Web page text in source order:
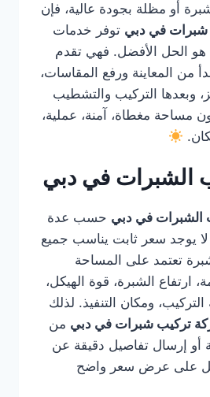
أو مظلة بجودة عالية، فإن
في دبي توفر خدمات
هو الحل الأفضل. فهي تقدم
من المعاينة ورفع المقاسات،
وبعدها التركيب والتشطيب
مساحة مغطاة، آمنة، عملية،
الشبرات في دبي
الشبرات في دبي حسب عدة
يوجد سعر ثابت يناسب جميع
تعتمد على المساحة
ارتفاع الشبرة، قوة الهيكل،
ومكان التنفيذ. لذلك
تركيب شبرات في دبي من
أو إرسال تفاصيل دقيقة عن
على عرض سعر واضح